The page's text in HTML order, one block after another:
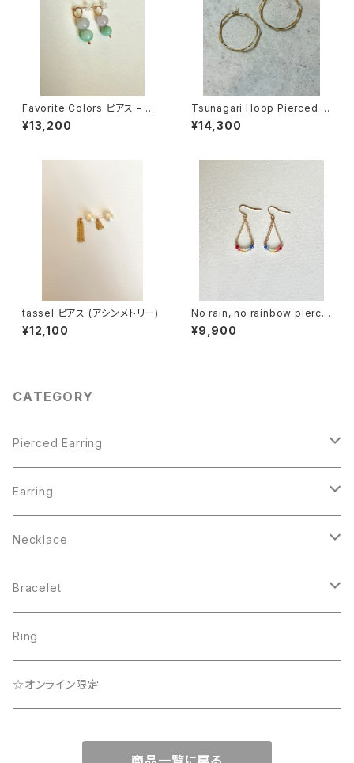
Favorite Colors ピアス - 翡
翠(gray x mint green)
¥13,200
Tsunagari Hoop Pierced E
arring (S)
¥14,300
tassel ピアス (アシンメトリー)
¥12,100
No rain, no rainbow pierce
d earring
¥9,900
CATEGORY
Pierced Earring
Pearl Collection
BEACH
Lady
Que Sera Sera Collection
☆オンライン限定
Earring
Pearl Collection
Que Sera Sera Collection
☆オンライン限定
Necklace
☆オンライン限定
Bracelet
Lady
Ring
☆オンライン限定